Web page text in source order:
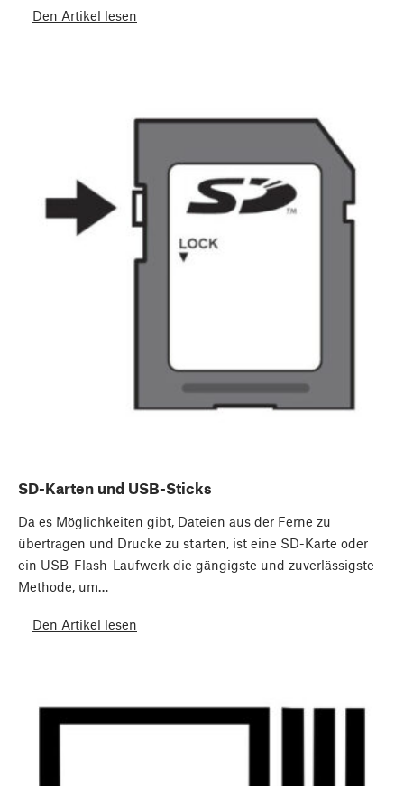
Den Artikel lesen
SD-Karten und USB-Sticks
Da es Möglichkeiten gibt, Dateien aus der Ferne zu
übertragen und Drucke zu starten, ist eine SD-Karte oder
ein USB-Flash-Laufwerk die gängigste und zuverlässigste
Methode, um…
Den Artikel lesen